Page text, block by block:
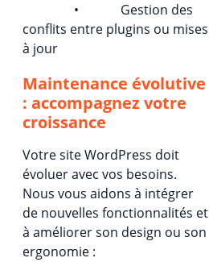
• Gestion des
conflits entre plugins ou mises
à jour
Maintenance évolutive
: accompagnez votre
croissance
Votre site WordPress doit
évoluer avec vos besoins.
Nous vous aidons à intégrer
de nouvelles fonctionnalités et
à améliorer son design ou son
ergonomie :